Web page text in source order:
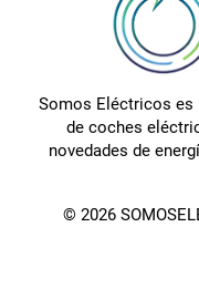
Somos Eléctricos es
de coches
novedades de
© 2026